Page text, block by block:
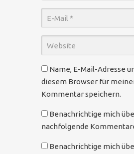
Name, E-Mail-Adresse
diesem Browser für
Kommentar speichern.
Benachrichtige mich
nachfolgende
Benachrichtige mich